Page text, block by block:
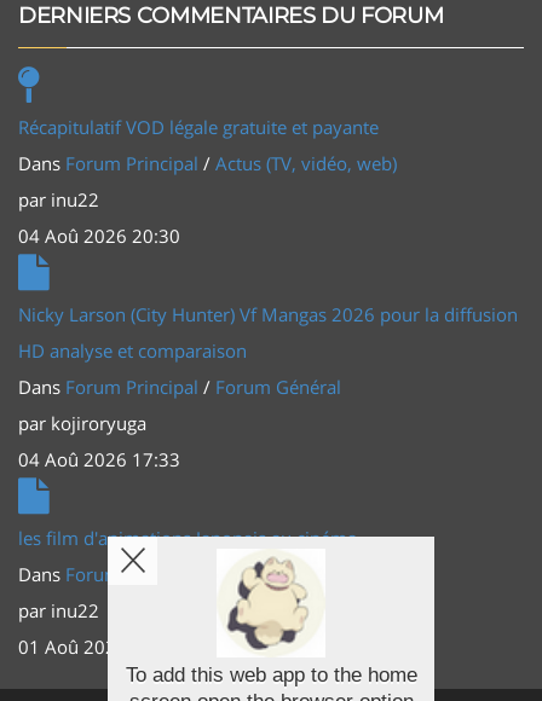
DERNIERS COMMENTAIRES DU FORUM
Récapitulatif VOD légale gratuite et payante
Dans Forum Principal / Actus (TV, vidéo, web)
par inu22
04 Aoû 2026 20:30
Nicky Larson (City Hunter) Vf Mangas 2026 pour la diffusion
HD analyse et comparaison
Dans Forum Principal / Forum Général
par kojiroryuga
04 Aoû 2026 17:33
les film d'animations Japonais au cinéma
Dans Forum Principal
Actus (TV, vidéo, web)
par inu22
01 Aoû 2026 20:56
To add this web app to the home